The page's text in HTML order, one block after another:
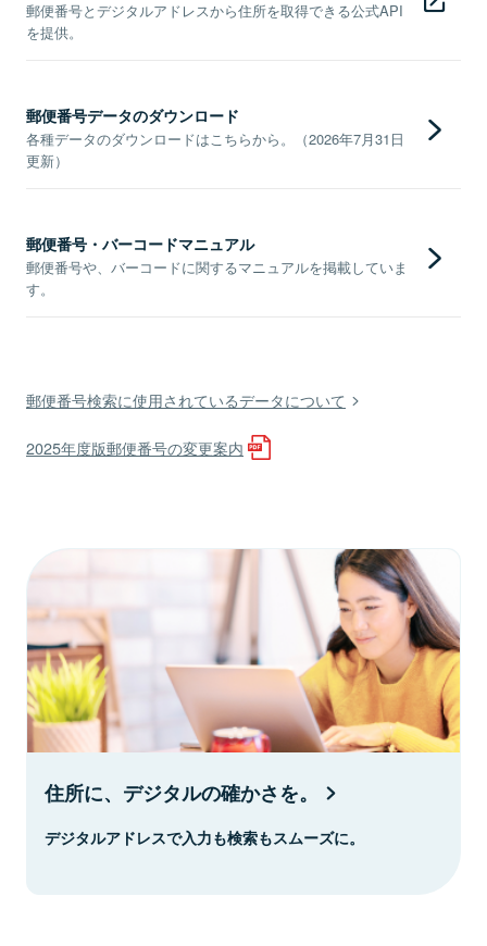
郵便番号とデジタルアドレスから住所を取得できる公式API
を提供。
郵便番号データのダウンロード
各種データのダウンロードはこちらから。（2026年7月31日
更新）
郵便番号・バーコードマニュアル
郵便番号や、バーコードに関するマニュアルを掲載していま
す。
郵便番号検索に使用されているデータについて
2025年度版郵便番号の変更案内
住所に、デジタルの確かさを。
デジタルアドレスで入力も検索もスムーズに。